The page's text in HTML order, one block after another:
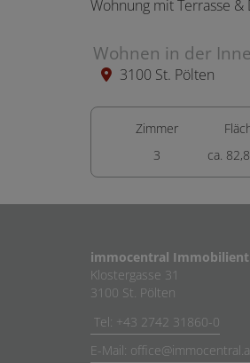
3100 St. Pölten
Zimmer
3
ca.
immocentral
Klostergasse 31
3100 St. Pölten
Tel: +43 2742 31860-0
E-Mail: